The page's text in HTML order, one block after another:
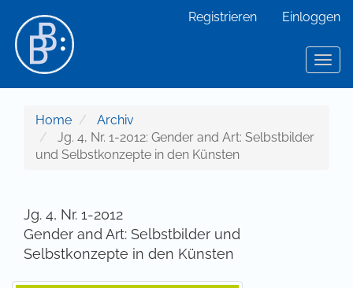
Hauptinhalt
Sidebar
Registrieren Einloggen
Home
Archiv
Jg. 4, Nr. 1-2012: Gender and Art: Selbstbilder
und Selbstkonzepte in den Künsten
Jg. 4, Nr. 1-2012
Gender and Art: Selbstbilder und
Selbstkonzepte in den Künsten